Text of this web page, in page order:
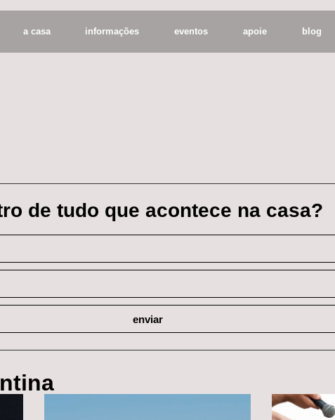
a casa informações eventos apoie blog
de tudo que acontece na casa?
enviar